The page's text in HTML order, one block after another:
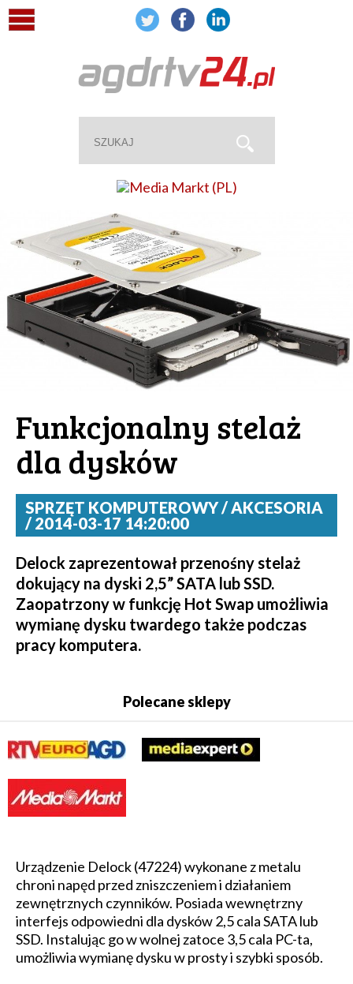
Funkcjonalny stelaż
dla dysków
SPRZĘT KOMPUTEROWY / AKCESORIA
/ 2014-03-17 14:20:00
Delock zaprezentował przenośny stelaż
dokujący na dyski 2,5” SATA lub SSD.
Zaopatrzony w funkcję Hot Swap umożliwia
wymianę dysku twardego także podczas
pracy komputera.
Polecane sklepy
Urządzenie Delock (47224) wykonane z metalu
chroni napęd przed zniszczeniem i działaniem
zewnętrznych czynników. Posiada wewnętrzny
interfejs odpowiedni dla dysków 2,5 cala SATA lub
SSD. Instalując go w wolnej zatoce 3,5 cala PC-ta,
umożliwia wymianę dysku w prosty i szybki sposób.